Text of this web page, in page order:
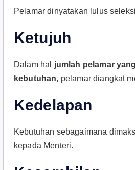
Pelamar dinyatakan lulus
Ketujuh
Dalam hal jumlah pelamar
kebutuhan, pelamar diangkat
Kedelapan
Kebutuhan sebagaimana
kepada Menteri.